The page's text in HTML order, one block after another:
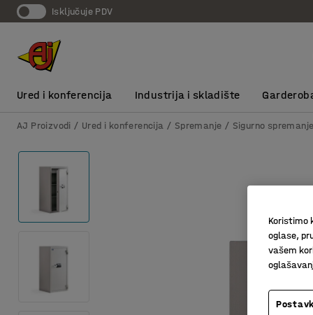
Isključuje PDV
Ured i konferencija Industrija i skladište
AJ Proizvodi Ured i konferencija Spremanje Sigurno spremanje
Koristimo
oglase,
vašem